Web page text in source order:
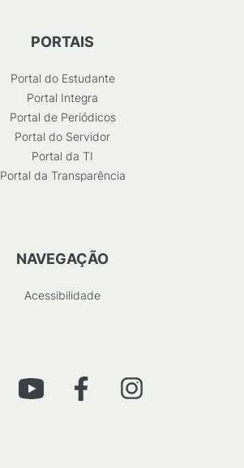
PORTAIS
Portal do Estudante
Portal Integra
Portal de Periódicos
Portal do Servidor
Portal da TI
Portal da Transparência
NAVEGAÇÃO
Acessibilidade